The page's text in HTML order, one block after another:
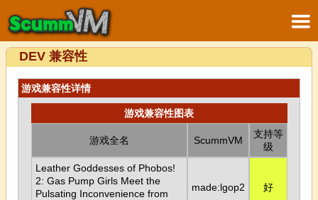
DEV 兼容性
游戏兼容性详情
游戏兼容性图表
游戏全名 ScummVM
支持等
级
Leather Goddesses of Phobos!
2: Gas Pump Girls Meet the
Pulsating Inconvenience from
made:lgop2 好